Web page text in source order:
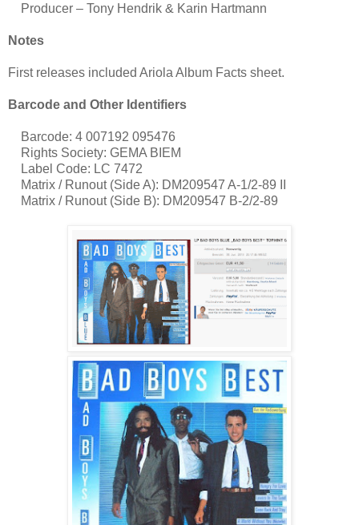
Producer – Tony Hendrik & Karin Hartmann
Notes
First releases included Ariola Album Facts sheet.
Barcode and Other Identifiers
Barcode: 4 007192 095476
Rights Society: GEMA BIEM
Label Code: LC 7472
Matrix / Runout (Side A): DM209547 A-1/2-89 II
Matrix / Runout (Side B): DM209547 B-2/2-89